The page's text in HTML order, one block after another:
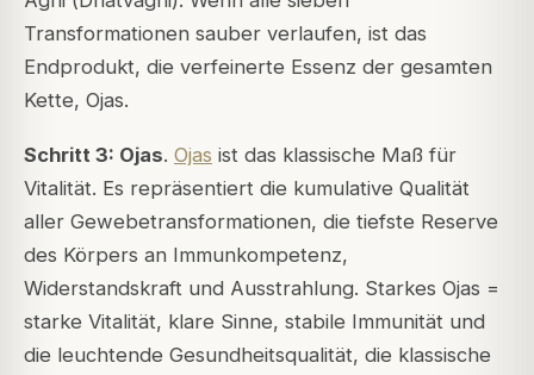
Transformationen sauber verlaufen, ist das
Endprodukt, die verfeinerte Essenz der gesamten
Kette, Ojas.
Schritt 3: Ojas. Ojas ist das klassische Maß für
Vitalität. Es repräsentiert die kumulative Qualität
aller Gewebetransformationen, die tiefste Reserve
des Körpers an Immunkompetenz,
Widerstandskraft und Ausstrahlung. Starkes Ojas =
starke Vitalität, klare Sinne, stabile Immunität und
die leuchtende Gesundheitsqualität, die klassische